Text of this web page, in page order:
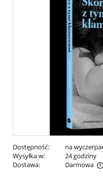
Dostępność:
na
Wysyłka w:
24 godziny
Dostawa:
Darmowa
Cena nie zawiera